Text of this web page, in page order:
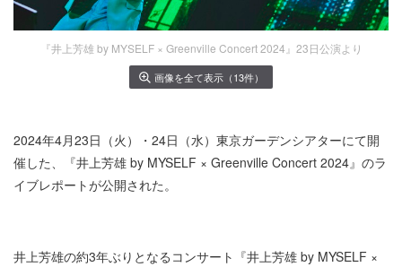
『井上芳雄 by MYSELF × Greenville Concert 2024』23日公演より
画像を全て表示（13件）
2024年4月23日（火）・24日（水）東京ガーデンシアターにて開
催した、『井上芳雄 by MYSELF × Greenville Concert 2024』のラ
イブレポートが公開された。
井上芳雄の約3年ぶりとなるコンサート『井上芳雄 by MYSELF ×